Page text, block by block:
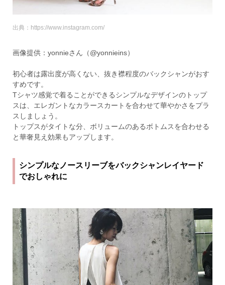
出典：https://www.instagram.com/
画像提供：yonnieさん（@yonnieins）
初心者は露出度が高くない、抜き襟程度のバックシャンがおす
すめです。
Tシャツ感覚で着ることができるシンプルなデザインのトップ
スは、エレガントなカラースカートを合わせて華やかさをプラ
スしましょう。
トップスがタイトな分、ボリュームのあるボトムスを合わせる
と華奢見え効果もアップします。
シンプルなノースリーブをバックシャンレイヤード
でおしゃれに